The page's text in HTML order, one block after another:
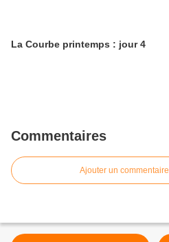
La Courbe printemps : jour 4
Commentaires
Ajouter un commentaire